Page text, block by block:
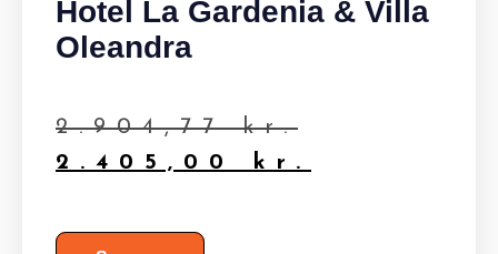
Hotel La Gardenia & Villa
Oleandra
2.904,77kr.
2.405,00 kr.